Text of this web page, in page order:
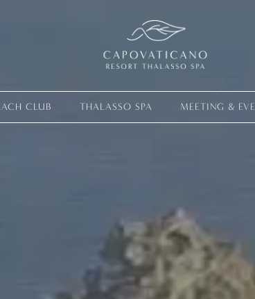
CLUB THALASSO SPA MEETING &
OFFERTE
GIFT CARD
MEMBERSHIP